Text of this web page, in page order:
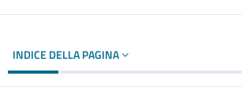
INDICE DELLA PAGINA